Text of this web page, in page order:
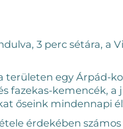
3 perc sétára, a
területen egy Árpád-
fazekas-kemencék, a
őseink mindennapi
érdekében